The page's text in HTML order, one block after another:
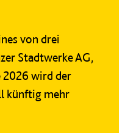
von drei
Stadtwerke AG,
2026 wird der
künftig mehr